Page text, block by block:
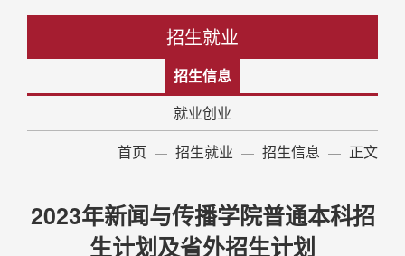
招生就业
招生信息
就业创业
首页
招生就业 招生信息 正文
2023年新闻与传播学院普通本科招
生计划及省外招生计划